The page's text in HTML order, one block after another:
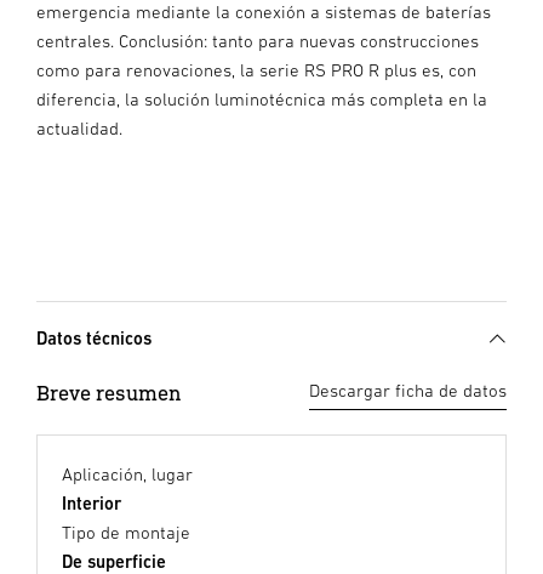
emergencia mediante la conexión a sistemas de baterías
centrales. Conclusión: tanto para nuevas construcciones
como para renovaciones, la serie RS PRO R plus es, con
diferencia, la solución luminotécnica más completa en la
actualidad.
Datos técnicos
Breve resumen Descargar ficha de datos
Aplicación, lugar
Interior
Tipo de montaje
De superficie